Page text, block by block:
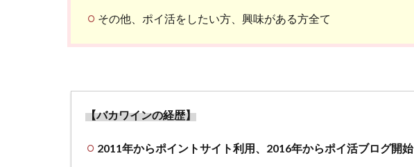
その他、ポイ活をしたい方、興味がある方全て
【バカワインの経歴】
2011年からポイントサイト利用、2016年からポイ活ブログ開始